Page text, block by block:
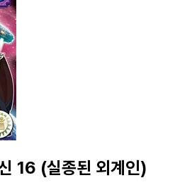
16 (실종된 외계인)